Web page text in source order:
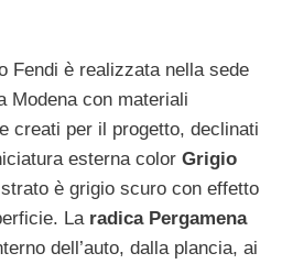
Fendi è realizzata nella sede
Modena con materiali
creati per il progetto, declinati
esterna color Grigio
è grigio scuro con effetto
La radica Pergamena
dell’auto, dalla plancia, ai